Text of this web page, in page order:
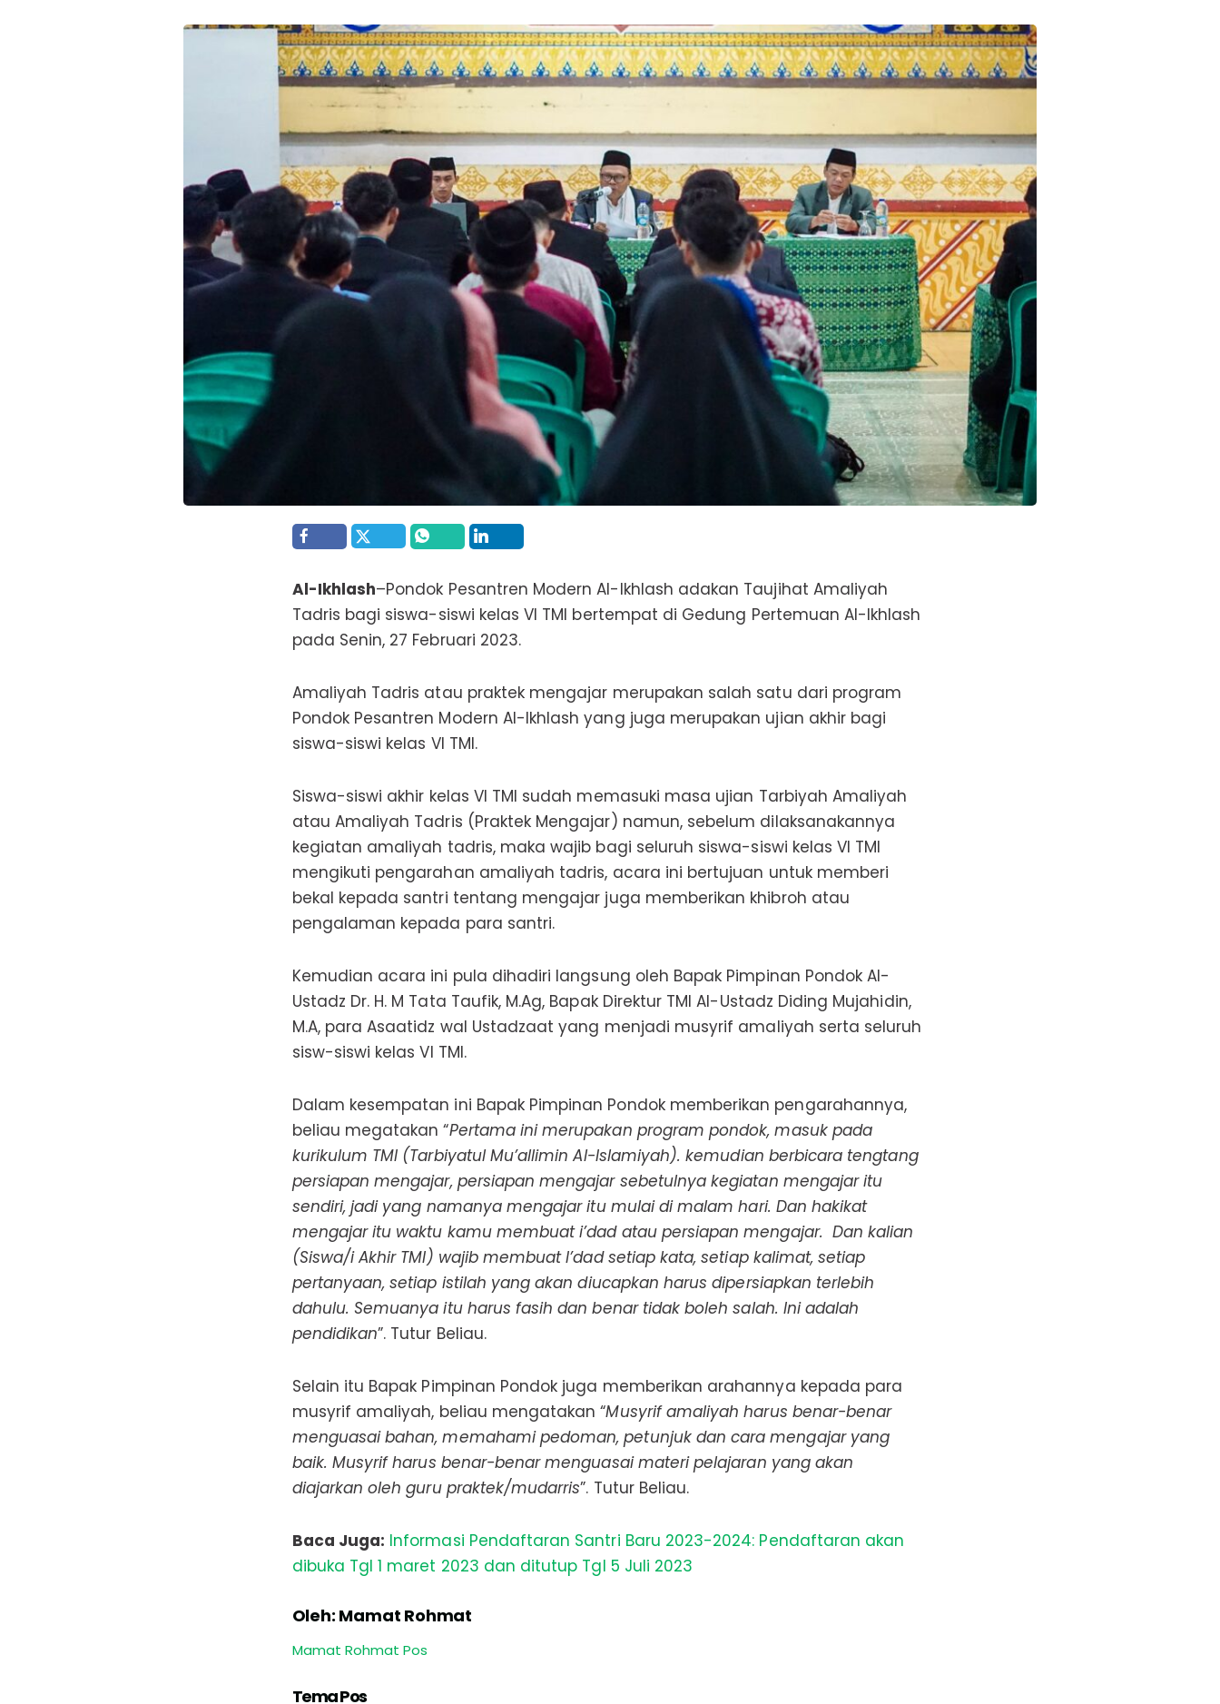
Al-Ikhlash–Pondok Pesantren Modern Al-Ikhlash adakan Taujihat Amaliyah
Tadris bagi siswa-siswi kelas VI TMI bertempat di Gedung Pertemuan Al-Ikhlash
pada Senin, 27 Februari 2023.
Amaliyah Tadris atau praktek mengajar merupakan salah satu dari program
Pondok Pesantren Modern Al-Ikhlash yang juga merupakan ujian akhir bagi
siswa-siswi kelas VI TMI.
Siswa-siswi akhir kelas VI TMI sudah memasuki masa ujian Tarbiyah Amaliyah
atau Amaliyah Tadris (Praktek Mengajar) namun, sebelum dilaksanakannya
kegiatan amaliyah tadris, maka wajib bagi seluruh siswa-siswi kelas VI TMI
mengikuti pengarahan amaliyah tadris, acara ini bertujuan untuk memberi
bekal kepada santri tentang mengajar juga memberikan khibroh atau
pengalaman kepada para santri.
Kemudian acara ini pula dihadiri langsung oleh Bapak Pimpinan Pondok Al-
Ustadz Dr. H. M Tata Taufik, M.Ag, Bapak Direktur TMI Al-Ustadz Diding Mujahidin,
M.A, para Asaatidz wal Ustadzaat yang menjadi musyrif amaliyah serta seluruh
sisw-siswi kelas VI TMI.
Dalam kesempatan ini Bapak Pimpinan Pondok memberikan pengarahannya,
beliau megatakan “Pertama ini merupakan program pondok, masuk pada
kurikulum TMI (Tarbiyatul Mu’allimin Al-Islamiyah). kemudian berbicara tengtang
persiapan mengajar, persiapan mengajar sebetulnya kegiatan mengajar itu
sendiri, jadi yang namanya mengajar itu mulai di malam hari. Dan hakikat
mengajar itu waktu kamu membuat i’dad atau persiapan mengajar. Dan kalian
(Siswa/i Akhir TMI) wajib membuat I’dad setiap kata, setiap kalimat, setiap
pertanyaan, setiap istilah yang akan diucapkan harus dipersiapkan terlebih
dahulu.Semuanya itu harus fasih dan benar tidak boleh salah. Ini adalah
pendidikan”. Tutur Beliau.
Selain itu Bapak Pimpinan Pondok juga memberikan arahannya kepada para
musyrif amaliyah, beliau mengatakan “Musyrif amaliyah harus benar-benar
menguasai bahan, memahami pedoman, petunjuk dan cara mengajar yang
baik. Musyrif harus benar-benar menguasai materi pelajaran yang akan
diajarkan oleh guru praktek/mudarris”. Tutur Beliau.
Baca Juga: Informasi Pendaftaran Santri Baru 2023-2024: Pendaftaran akan
dibuka Tgl 1 maret 2023 dan ditutup Tgl 5 Juli 2023
Oleh: Mamat Rohmat
Mamat Rohmat Pos
Tema Pos